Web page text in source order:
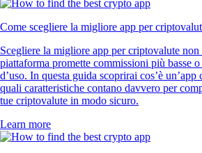
Come scegliere la migliore app per
Scegliere la migliore app per criptovalute
piattaforma promette commissioni più basse
d’uso. In questa guida scoprirai cos’è
quali caratteristiche contano davvero per
tue criptovalute in modo sicuro.
Learn more